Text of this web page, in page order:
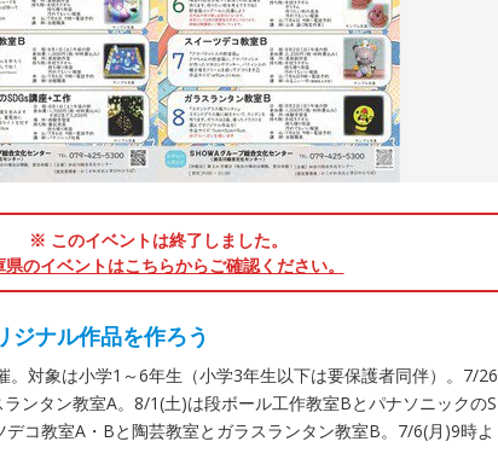
※ このイベントは終了しました。
県のイベントはこちらからご確認ください。
ジナル作品を作ろう
。対象は小学1～6年生（小学3年生以下は要保護者同伴）。7/
ンタン教室A。8/1(土)は段ボール工作教室Bとパナソニックの
コ教室A・Bと陶芸教室とガラスランタン教室B。7/6(月)9時